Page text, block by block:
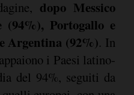
dopo Messico
Portogallo e
Argentina (92%). In
i Paesi latino-
del 94%, seguiti da